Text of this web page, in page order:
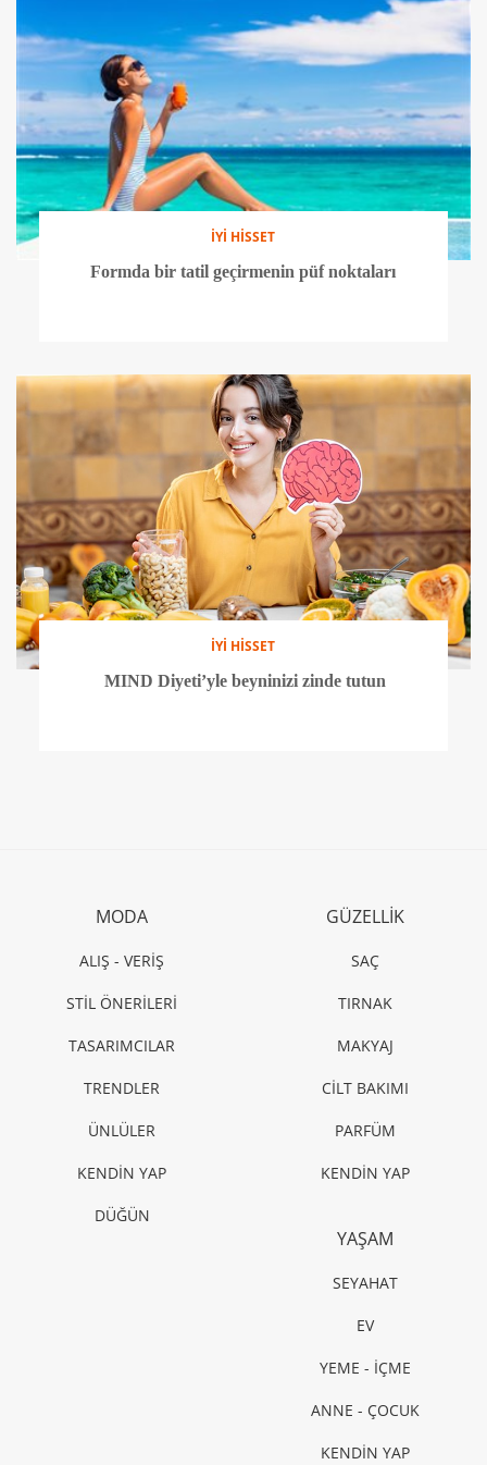
İYİ HİSSET
Formda bir tatil geçirmenin püf noktaları
İYİ HİSSET
MIND Diyeti’yle beyninizi zinde tutun
MODA
ALIŞ - VERİŞ
STİL ÖNERİLERİ
TASARIMCILAR
TRENDLER
ÜNLÜLER
KENDİN YAP
DÜĞÜN
GÜZELLİK
SAÇ
TIRNAK
MAKYAJ
CİLT BAKIMI
PARFÜM
KENDİN YAP
YAŞAM
SEYAHAT
EV
YEME - İÇME
ANNE - ÇOCUK
KENDİN YAP